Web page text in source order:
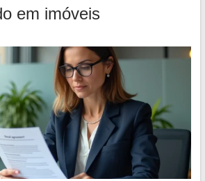
em imóveis